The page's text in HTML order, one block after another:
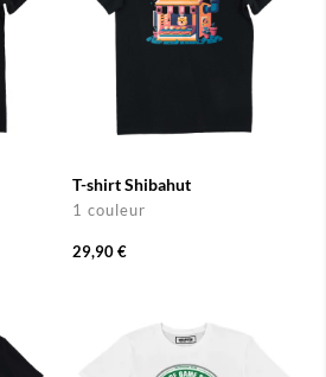
T-shirt Shibahut
1 couleur
29,90 €